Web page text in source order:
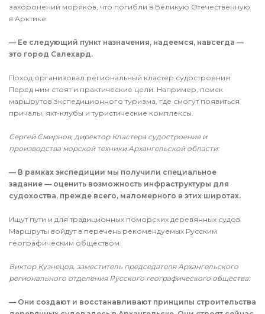
захоронений моряков, что погибли в Великую Отечественную
в Арктике.
— Ее следующий пункт назначения, надеемся, навсегда —
это город Салехард.
Поход организовал региональный кластер судостроения.
Перед ним стоят и практические цели. Например, поиск
маршрутов экспедиционного туризма, где смогут появиться
причалы, яхт-клубы и туристические комплексы.
Сергей Смирнов, директор Кластера судостроения и
производства морской техники Архангельской области:
— В рамках экспедиции мы получили специальное
задание — оценить возможность инфраструктуры для
судохоства, прежде всего, маломерного в этих широтах.
Ищут пути и для традиционных поморских деревянных судов.
Маршруты войдут в перечень рекомендуемых Русским
географическим обществом.
Виктор Кузнецов, заместитель председателя Архангельского
регионального отделения Русского географического общества:
— Они создают и восстанавливают принципы строительства